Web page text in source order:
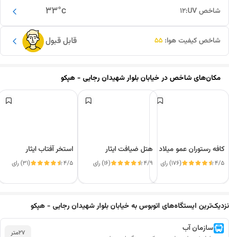
33°c شاخص UV: 12
قابل قبول شاخص کیفیت هوا: 55
مکان‌های شاخص درخیابان بلوار شهیدان رجایی - هپکو
کافه رستوران عمو میلاد
4/5 (176) رای
هتل ضیافت ایثار
4/9 (16) رای
استخر آفتاب ایثار
4/5 (31) رای
نزدیک‌ترین ایستگاه‌های اتوبوس به خیابان بلوار شهیدان رجایی - هپکو
27متر سازمان آب